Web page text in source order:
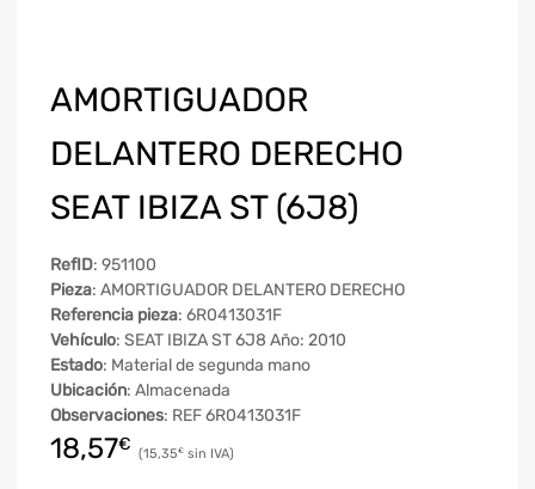
AMORTIGUADOR
DELANTERO DERECHO
SEAT IBIZA ST (6J8)
RefID: 951100
Pieza: AMORTIGUADOR DELANTERO DERECHO
Referencia pieza: 6R0413031F
Vehículo: SEAT IBIZA ST 6J8 Año: 2010
Estado: Material de segunda mano
Ubicación: Almacenada
Observaciones: REF 6R0413031F
18,57€ 15,35€